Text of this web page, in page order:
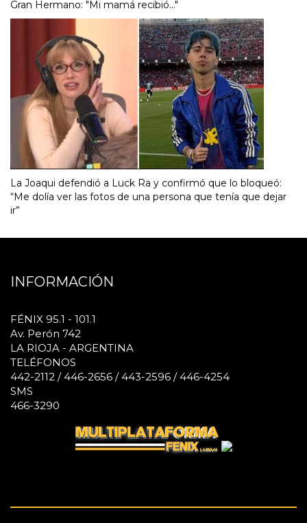
Gran Hermano: "Mi mamá recibió..."
La Joaqui defendió a Luck Ra y confirmó que lo bloqueó:
“Me dolía ver las fotos de una persona que tenía que dejar
ir”
INFORMACIÓN
FÉNIX 95.1 - 101.1
Av. Perón 742
LA RIOJA - ARGENTINA
TELÉFONOS
442-2112 / 446-2656 / 443-2596 / 446-4254
SMS
466-3290